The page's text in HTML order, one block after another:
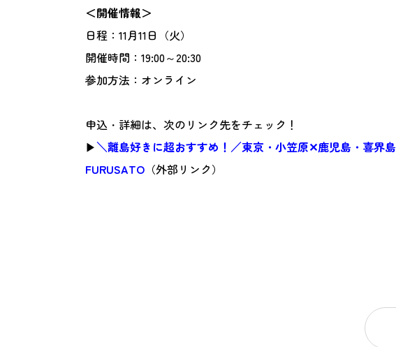
＜開催情報＞
日程：11月11日（火）
開催時間：19:00～20:30
参加方法：オンライン
申込・詳細は、次のリンク先をチェック！
▶＼離島好きに超おすすめ！／東京・小笠原✕鹿児島・喜界
FURUSATO （外部リンク）